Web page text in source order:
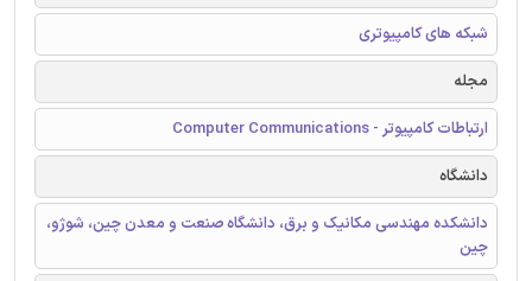
شبکه های کامپیوتری
مجله
ارتباطات کامپیوتر - Computer Communications
دانشگاه
دانشکده مهندسی مکانیک و برق، دانشگاه صنعت و معدن چین، شوژو،
چین